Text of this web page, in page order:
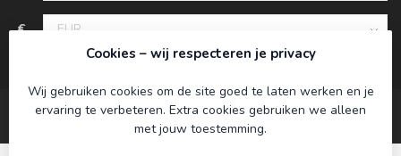
€
Cookies – wij respecteren je privacy
Wij gebruiken cookies om de site goed te laten werken en je
ervaring te verbeteren. Extra cookies gebruiken we alleen
met jouw toestemming.